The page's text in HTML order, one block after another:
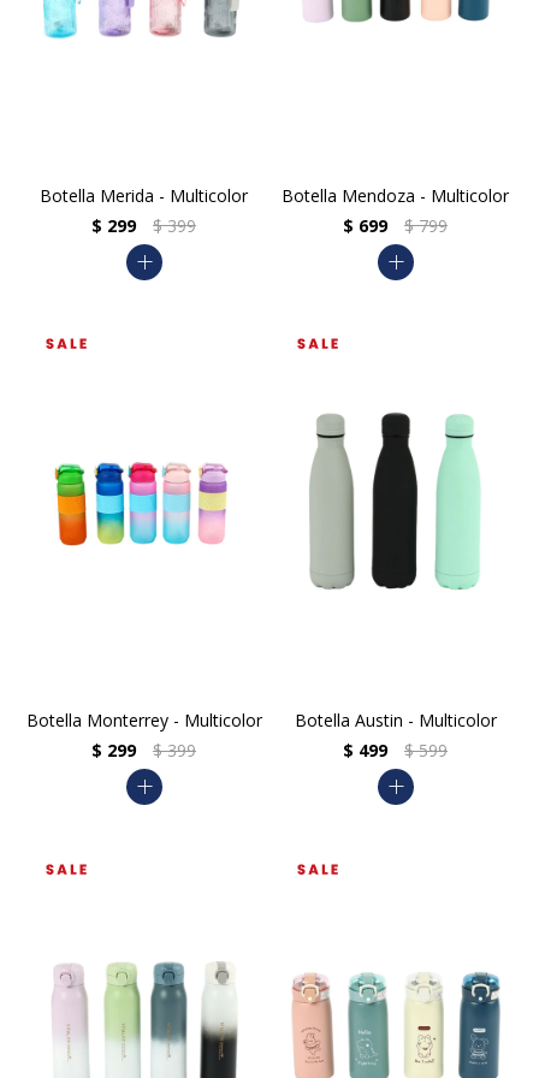
Botella Merida - Multicolor
$ 299 $ 399
add
Botella Mendoza - Multicolor
$ 699 $ 799
add
Botella Monterrey - Multicolor
$ 299 $ 399
add
Botella Austin - Multicolor
$ 499 $ 599
add